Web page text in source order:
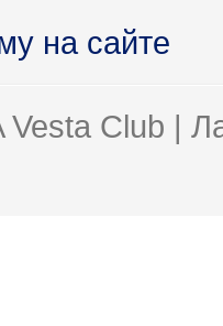
на сайте
Vesta Club |